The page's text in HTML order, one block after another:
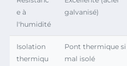
e à
l'humidité
galvanisé)
Isolation
thermiqu
Pont thermique si
mal isolé